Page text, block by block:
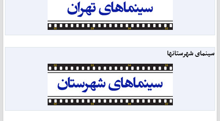
سینمای شهرستانها